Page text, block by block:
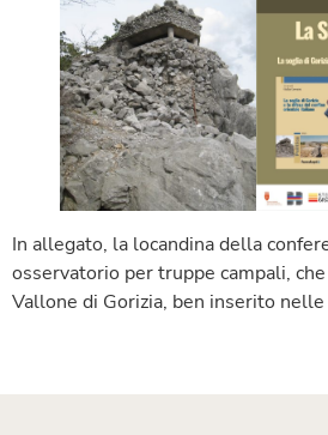
In allegato, la locandina della
osservatorio per truppe campali,
Vallone di Gorizia, ben inserito